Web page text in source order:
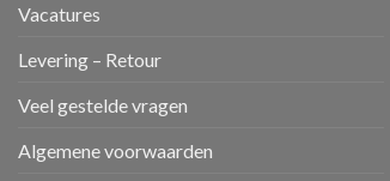
Vacatures
Levering – Retour
Veel gestelde vragen
Algemene voorwaarden